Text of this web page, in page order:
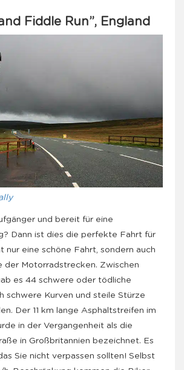
Fiddle Run”, England
und bereit für eine
Dann ist dies die perfekte Fahrt für
nur eine schöne Fahrt, sondern auch
der Motorradstrecken. Zwischen
es 44 schwere oder tödliche
schwere Kurven und steile Stürze
Der 11 km lange Asphaltstreifen im
in der Vergangenheit als die
in Großbritannien bezeichnet. Es
Sie nicht verpassen sollten! Selbst